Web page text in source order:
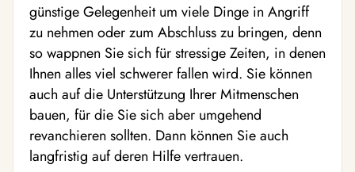
günstige Gelegenheit um viele Dinge in Angriff
zu nehmen oder zum Abschluss zu bringen, denn
so wappnen Sie sich für stressige Zeiten, in denen
Ihnen alles viel schwerer fallen wird. Sie können
auch auf die Unterstützung Ihrer Mitmenschen
bauen, für die Sie sich aber umgehend
revanchieren sollten. Dann können Sie auch
langfristig auf deren Hilfe vertrauen.